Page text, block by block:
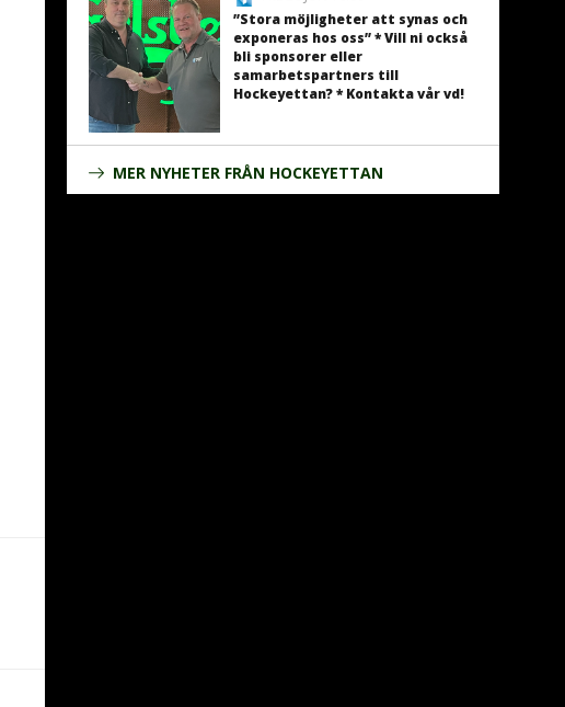
”Stora möjligheter att synas och
exponeras hos oss” * Vill ni också
bli sponsorer eller
samarbetspartners till
Hockeyettan? * Kontakta vår vd!
MER NYHETER FRÅN HOCKEYETTAN